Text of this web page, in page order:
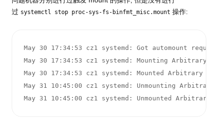
过 systemctl stop proc-sys-fs-binfmt_misc.mount 操作:
May 30 17:34:53 cz1 systemd: Got automount
May 30 17:34:53 cz1 systemd: Mounting Arbitrary
May 30 17:34:53 cz1 systemd: Mounted Arbitrary
May 31 10:45:00 cz1 systemd: Unmounting
May 31 10:45:00 cz1 systemd: Unmounted